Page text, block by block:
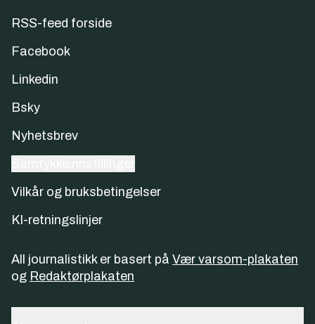
RSS-feed forside
Facebook
Linkedin
Bsky
Nyhetsbrev
Vilkår og bruksbetingelser
KI-retningslinjer
All journalistikk er basert på Vær varsom-plakaten
og Redaktørplakaten